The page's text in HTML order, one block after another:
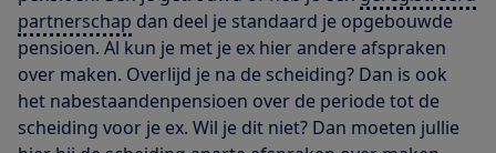
partnerschap dan deel je standaard je opgebouwde
pensioen. Al kun je met je ex hier andere afspraken
over maken. Overlijd je na de scheiding? Dan is ook
het nabestaandenpensioen over de periode tot de
scheiding voor je ex. Wil je dit niet? Dan moeten jullie